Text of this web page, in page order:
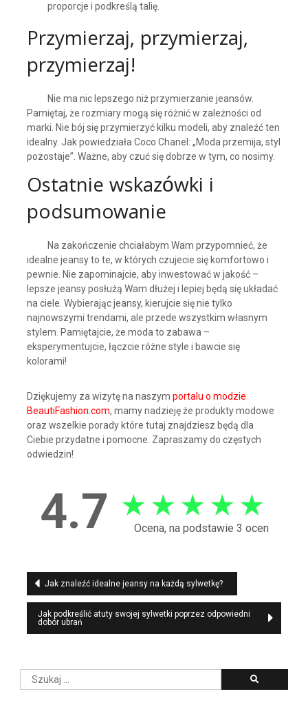
proporcje i podkreślą talię.
Przymierzaj, przymierzaj,
przymierzaj!
Nie ma nic lepszego niż przymierzanie jeansów.
Pamiętaj, że rozmiary mogą się różnić w zależności od
marki. Nie bój się przymierzyć kilku modeli, aby znaleźć ten
idealny. Jak powiedziała Coco Chanel: „Moda przemija, styl
pozostaje”. Ważne, aby czuć się dobrze w tym, co nosimy.
Ostatnie wskazówki i
podsumowanie
Na zakończenie chciałabym Wam przypomnieć, że
idealne jeansy to te, w których czujecie się komfortowo i
pewnie. Nie zapominajcie, aby inwestować w jakość –
lepsze jeansy posłużą Wam dłużej i lepiej będą się układać
na ciele. Wybierając jeansy, kierujcie się nie tylko
najnowszymi trendami, ale przede wszystkim własnym
stylem. Pamiętajcie, że moda to zabawa –
eksperymentujcie, łączcie różne style i bawcie się
kolorami!
Dziękujemy za wizytę na naszym portalu o modzie
BeautiFashion.com, mamy nadzieję że produkty modowe
oraz wszelkie porady które tutaj znajdziesz będą dla
Ciebie przydatne i pomocne. Zapraszamy do częstych
odwiedzin!
4.7 ★ ★ ★ ★ ★
Ocena, na podstawie 3 ocen
Nawigacja
wpisu
Jak znaleźć idealne jeansy na każdą sylwetkę?
Jak podkreślić atuty swojej sylwetki poprzez odpowiedni
dobór ubrań
Szukaj: